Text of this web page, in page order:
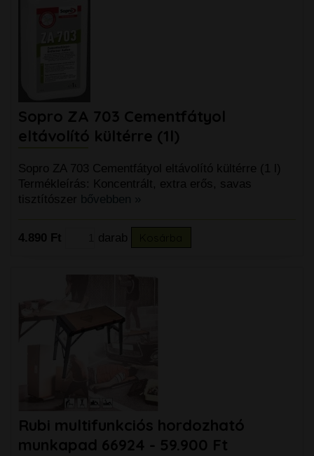
Sopro ZA 703 Cementfátyol
eltávolító kültérre (1l)
Sopro ZA 703 Cementfátyol eltávolító kültérre (1 l)
Termékleírás: Koncentrált, extra erős, savas
tisztítószer bővebben »
4.890 Ft darab
Rubi multifunkciós hordozható
munkapad 66924 - 59.900 Ft